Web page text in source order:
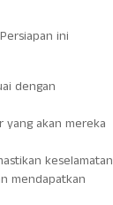
ini
dengan
yang akan mereka
keselamatan
mendapatkan